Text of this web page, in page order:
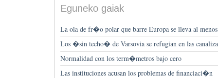
Eguneko gaiak
La ola de fr�o polar que barre Europa se lleva al
Los �sin techo� de Varsovia se refugian en las
Normalidad con los term�metros bajo cero
Las instituciones acusan los problemas de financiaci�n